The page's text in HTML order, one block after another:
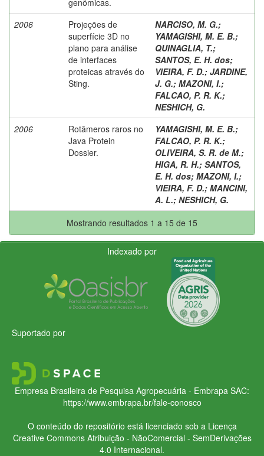
2006
Projeções de
superfície 3D no
plano para análise
de interfaces
proteicas através do
Sting.
NARCISO, M. G.;
YAMAGISHI, M. E. B.;
QUINAGLIA, T.;
SANTOS, E. H. dos;
VIEIRA, F. D.; JARDINE,
J. G.; MAZONI, I.;
FALCAO, P. R. K.;
NESHICH, G.
2006
Rotâmeros raros no
Java Protein
Dossier.
YAMAGISHI, M. E. B.;
FALCAO, P. R. K.;
OLIVEIRA, S. R. de M.;
HIGA, R. H.; SANTOS,
E. H. dos; MAZONI, I.;
VIEIRA, F. D.; MANCINI,
A. L.; NESHICH, G.
Mostrando resultados 1 a 15 de 15
Indexado por
Suportado por
Empresa Brasileira de Pesquisa Agropecuária - Embrapa SAC:
https://www.embrapa.br/fale-conosco
O conteúdo do repositório está licenciado sob a Licença
Creative CommonsAtribuição - NãoComercial - SemDerivações
4.0 Internacional.